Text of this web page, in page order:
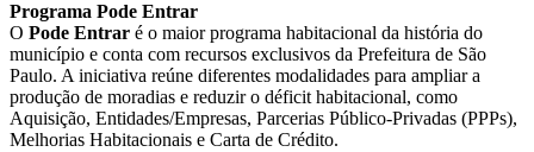
Programa Pode Entrar
O Pode Entrar é o maior programa habitacional da história do
município e conta com recursos exclusivos da Prefeitura de São
Paulo. A iniciativa reúne diferentes modalidades para ampliar a
produção de moradias e reduzir o déficit habitacional, como
Aquisição, Entidades/Empresas, Parcerias Público-Privadas (PPPs),
Melhorias Habitacionais e Carta de Crédito.